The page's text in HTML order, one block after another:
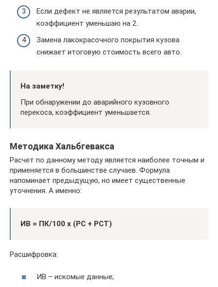
Если дефект не является результатом аварии,
коэффициент уменьшаю на 2.
Замена лакокрасочного покрытия кузова
снижает итоговую стоимость всего авто.
На заметку!
При обнаружении до аварийного кузовного
перекоса, коэффициент уменьшается.
Методика Хальбгевакса
Расчет по данному методу является наиболее точным и
применяется в большинстве случаев. Формула
напоминает предыдущую, но имеет существенные
уточнения. А именно:
ИВ = ПК/100 х (РС + РСТ)
Расшифровка:
ИВ – искомые данные;